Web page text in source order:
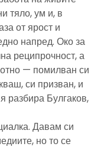
тяло, ум и, в
от ярост и
напред. Око за
реципрочност, а
— помилван си
си призван, и
разбира Булгаков,
Давам си
но то се